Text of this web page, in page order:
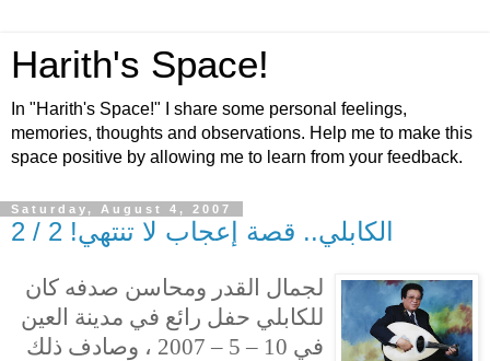
Harith's Space!
In "Harith's Space!" I share some personal feelings,
memories, thoughts and observations. Help me to make this
space positive by allowing me to learn from your feedback.
Saturday, August 4, 2007
الكابلي.. قصة إعجاب لا تنتهي! 2 / 2
لجمال القدر ومحاسن صدفه كان
للكابلي حفل رائع في مدينة العين
في 10 – 5 – 2007 ، وصادف ذلك